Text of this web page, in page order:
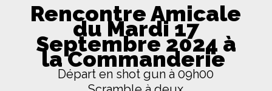
Rencontre Amicale
du Mardi 17
Septembre 2024 à
la Commanderie
Départ en shot gun à 09h00